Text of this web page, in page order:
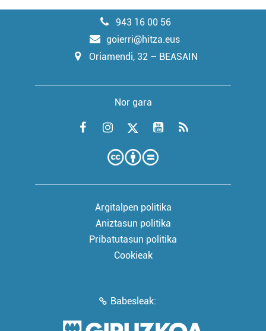
943 16 00 56
goierri@hitza.eus
Oriamendi, 32 – BEASAIN
Nor gara
Argitalpen politika
Aniztasun politika
Pribatutasun politika
Cookieak
Babesleak: